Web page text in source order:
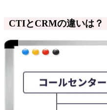
CTIとCRMの違いは？